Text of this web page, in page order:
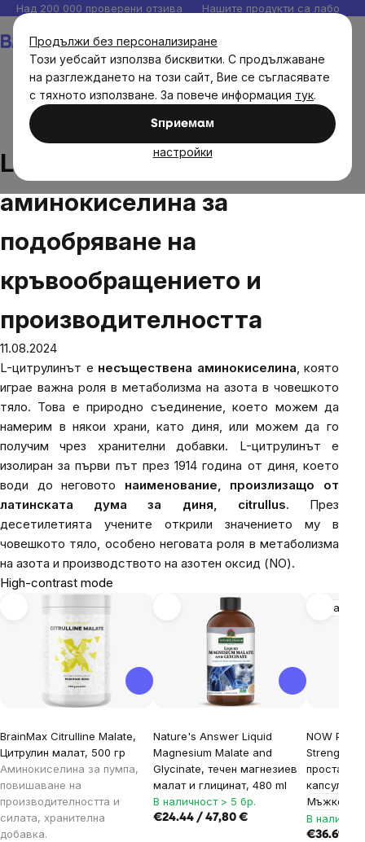
Продължи без персонализиране
Този уебсайт използва бисквитки. С продължаване
на разглеждането на този сайт, Вие се съгласявате
с тяхното използване. За повече информация тук.
Sпpиeмaм
настройки
Прескочи
към
съдържанието
Над 200 000 проверени отзива Нашите продукти са
L-цитрулин: Ключова аминокиселина за
подобряване на кръвообращението и производителността
L-цитрулин: Ключова
аминокиселина за
подобряване на
кръвообращението и
производителността
11.08.2024
L-цитрулинът е несъществена аминокиселина, която
играе важна роля в метаболизма на азота в човешкото
тяло. Това е природно съединение, което можем да
намерим в някои храни, като диня, или можем да го
получим чрез хранителни добавки. L-цитрулинът е
изолиран за първи път през 1914 година от диня, което
води до неговото наименование, произлизащо от
латинската дума за диня, citrullus. През
десетилетията учените открили значението му в
човешкото тяло, особено неговата роля в метаболизма
на азота и производството на азотен оксид (NO).
High-contrast mode
BrainMax Citrulline Malate,
Цитрулин малат, 500 гр
Аминокиселина за пумпа,
повишаване на
производителността и
силата, хранителна
добавка.
Nature's Answer Liquid
Magnesium Malate and
Glycinate, течен магнезиев
малат и глицинат, 480 ml
В наличност > 5 бр.
€24.44 / 47,80 €
Здраве
NOW
Strength
капсули
Мъжко
В
€36.69 /